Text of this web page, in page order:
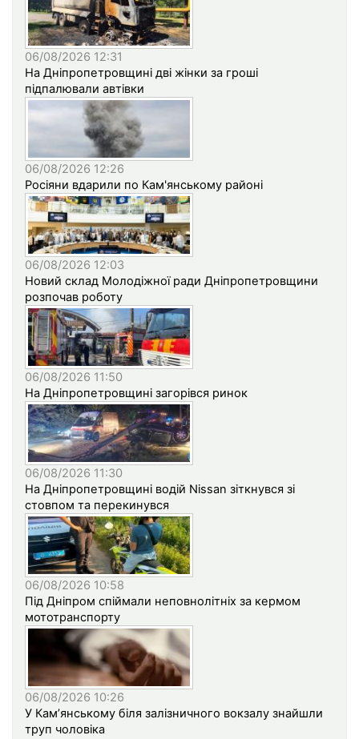
06/08/2026 12:31
На Дніпропетровщині дві жінки за гроші
підпалювали автівки
06/08/2026 12:26
Росіяни вдарили по Кам'янському районі
06/08/2026 12:03
Новий склад Молодіжної ради Дніпропетровщини
розпочав роботу
06/08/2026 11:50
На Дніпропетровщині загорівся ринок
06/08/2026 11:30
На Дніпропетровщині водій Nissan зіткнувся зі
стовпом та перекинувся
06/08/2026 10:58
Під Дніпром спіймали неповнолітніх за кермом
мототранспорту
06/08/2026 10:26
У Кам’янському біля залізничного вокзалу знайшли
труп чоловіка